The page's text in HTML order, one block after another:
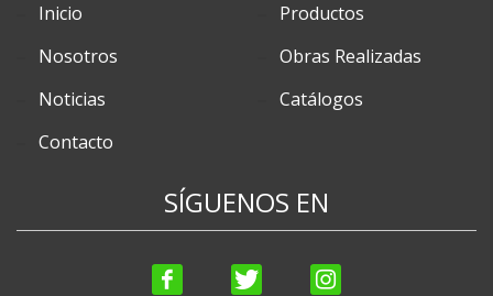
Inicio
Productos
Nosotros
Obras Realizadas
Noticias
Catálogos
Contacto
SÍGUENOS EN